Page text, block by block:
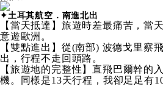
✦土耳其航空．南進北出
【當天抵達】旅遊時差最痛苦，當
意遊歐洲。
【雙點進出】從(南部) 波德戈里察
出，行程不走回頭路。
【旅遊地的完整性】直飛巴爾幹的
機。同樣是13天行程，我卻足足有